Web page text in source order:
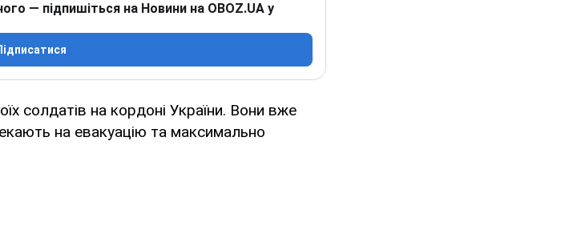
— підпишіться на Новини на OBOZ.UA у
солдатів на кордоні України. Вони вже
на евакуацію та максимально